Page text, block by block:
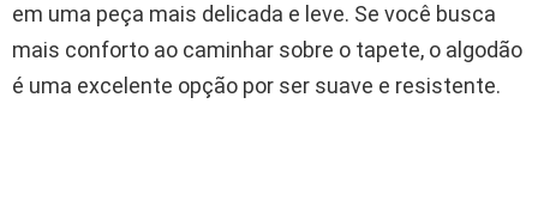
em uma peça mais delicada e leve. Se você busca
mais conforto ao caminhar sobre o tapete, o algodão
é uma excelente opção por ser suave e resistente.